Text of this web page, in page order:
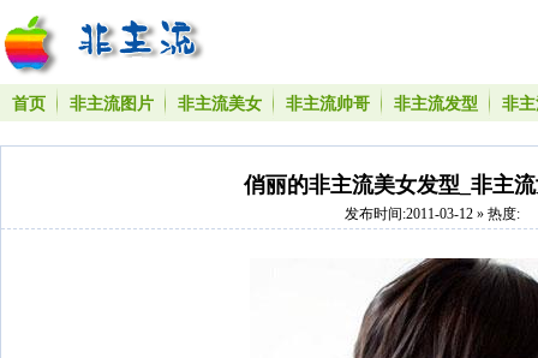
首页 非主流图片 非主流美女 非主流帅哥 非主流发型 非
俏丽的非主流美女发型_非主
发布时间:2011-03-12 » 热度: